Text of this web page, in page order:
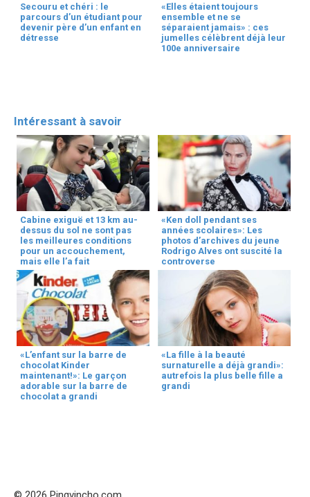
Secouru et chéri : le
parcours d’un étudiant pour
devenir père d’un enfant en
détresse
«Elles étaient toujours
ensemble et ne se
séparaient jamais» : ces
jumelles célèbrent déjà leur
100e anniversaire
Intéressant à savoir
Cabine exiguë et 13 km au-
dessus du sol ne sont pas
les meilleures conditions
pour un accouchement,
mais elle l’a fait
«Ken doll pendant ses
années scolaires»: Les
photos d’archives du jeune
Rodrigo Alves ont suscité la
controverse
«L’enfant sur la barre de
chocolat Kinder
maintenant!»: Le garçon
adorable sur la barre de
chocolat a grandi
«La fille à la beauté
surnaturelle a déjà grandi»:
autrefois la plus belle fille a
grandi